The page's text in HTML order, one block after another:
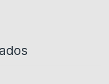
Las opciones se